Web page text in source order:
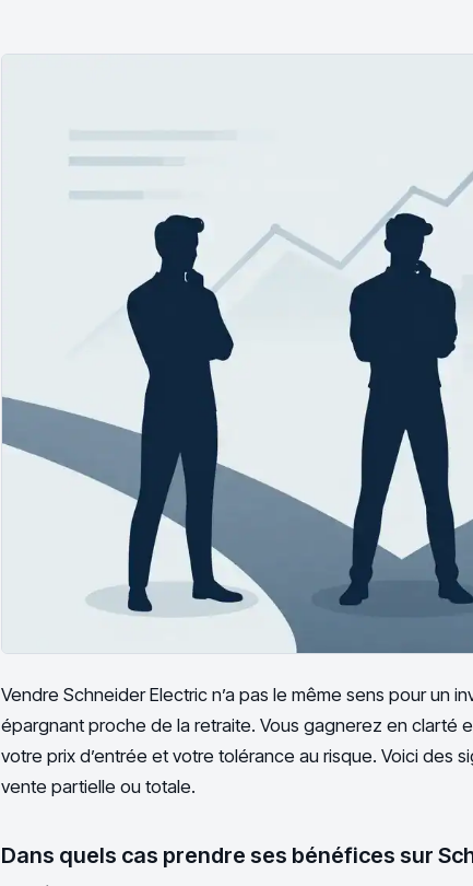
Vendre Schneider Electric n’a pas le même sens pour un
épargnant proche de la retraite. Vous gagnerez en clarté
votre prix d’entrée et votre tolérance au risque. Voici des
vente partielle ou totale.
Dans quels cas prendre ses bénéfices sur